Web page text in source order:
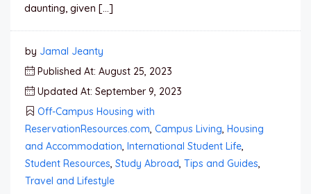
daunting, given […]
by Jamal Jeanty
Published At: August 25, 2023
Updated At: September 9, 2023
Off-Campus Housing with
ReservationResources.com, Campus Living, Housing
and Accommodation, International Student Life,
Student Resources, Study Abroad, Tips and Guides,
Travel and Lifestyle